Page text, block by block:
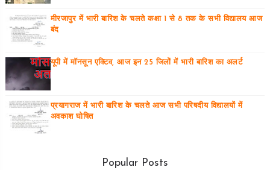
मीरजापुर में भारी बारिश के चलते कक्षा 1 से 8 तक के सभी विद्यालय आज
बंद
यूपी में मॉनसून एक्टिव, आज इन 25 जिलों में भारी बारिश का अलर्ट
प्रयागराज में भारी बारिश के चलते आज सभी परिषदीय विद्यालयों में
अवकाश घोषित
Popular Posts